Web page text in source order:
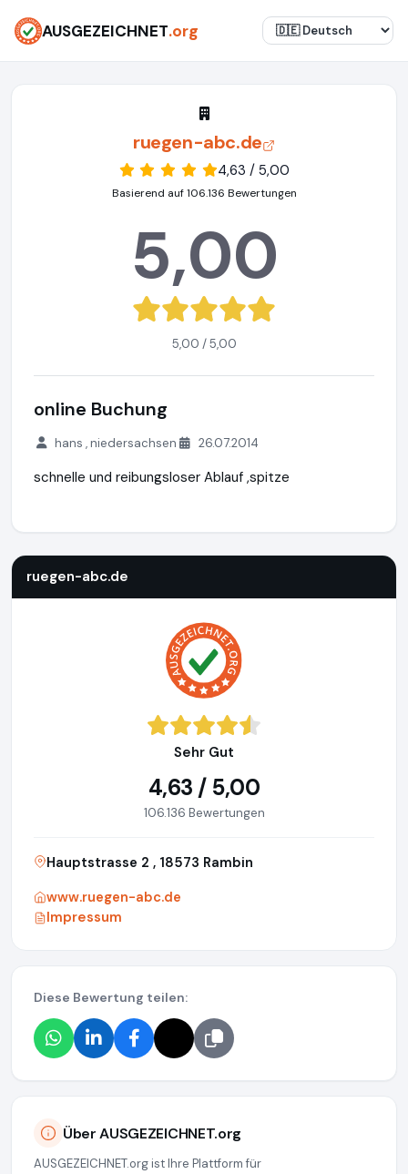
AUSGEZEICHNET.org
ruegen-abc.de
4,63 / 5,00
Basierend auf 106.136 Bewertungen
5,00
5,00 / 5,00
online Buchung
hans , niedersachsen 26.07.2014
schnelle und reibungsloser Ablauf ,spitze
ruegen-abc.de
Sehr Gut
4,63 / 5,00
106.136 Bewertungen
Hauptstrasse 2 , 18573 Rambin
www.ruegen-abc.de
Impressum
Diese Bewertung teilen:
Über AUSGEZEICHNET.org
AUSGEZEICHNET.org ist Ihre Plattform für